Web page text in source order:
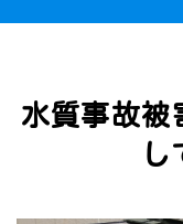
水質事故被
し